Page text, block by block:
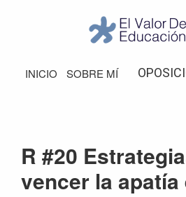
navegación
principal
barra
Valor
de
INICIO SOBRE MÍ
R #20
vencer la apatía